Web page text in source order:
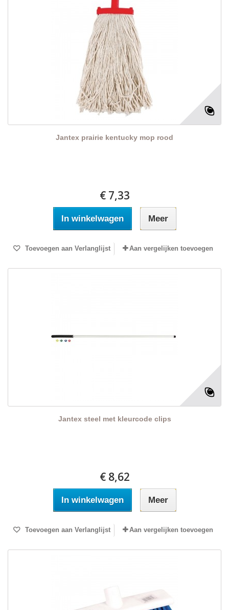
Jantex prairie kentucky mop rood
€ 7,33
In winkelwagen Meer
Toevoegen aan Verlanglijst Aan vergelijken toevoegen
Jantex steel met kleurcode clips
€ 8,62
In winkelwagen Meer
Toevoegen aan Verlanglijst Aan vergelijken toevoegen